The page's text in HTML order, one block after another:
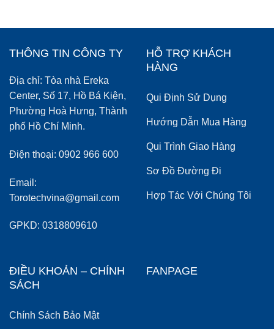
THÔNG TIN CÔNG TY
Địa chỉ: Tòa nhà Ereka
Center, Số 17, Hồ Bá Kiện,
Phường Hoà Hưng, Thành
phố Hồ Chí Minh.
Điện thoại: 0902 966 600
Email:
Torotechvina@gmail.com
GPKD: 0318809610
HỖ TRỢ KHÁCH
HÀNG
Qui Định Sử Dụng
Hướng Dẫn Mua Hàng
Qui Trình Giao Hàng
Sơ Đồ Đường Đi
Hợp Tác Với Chúng Tôi
ĐIỀU KHOẢN – CHÍNH
SÁCH
Chính Sách Bảo Mật
FANPAGE